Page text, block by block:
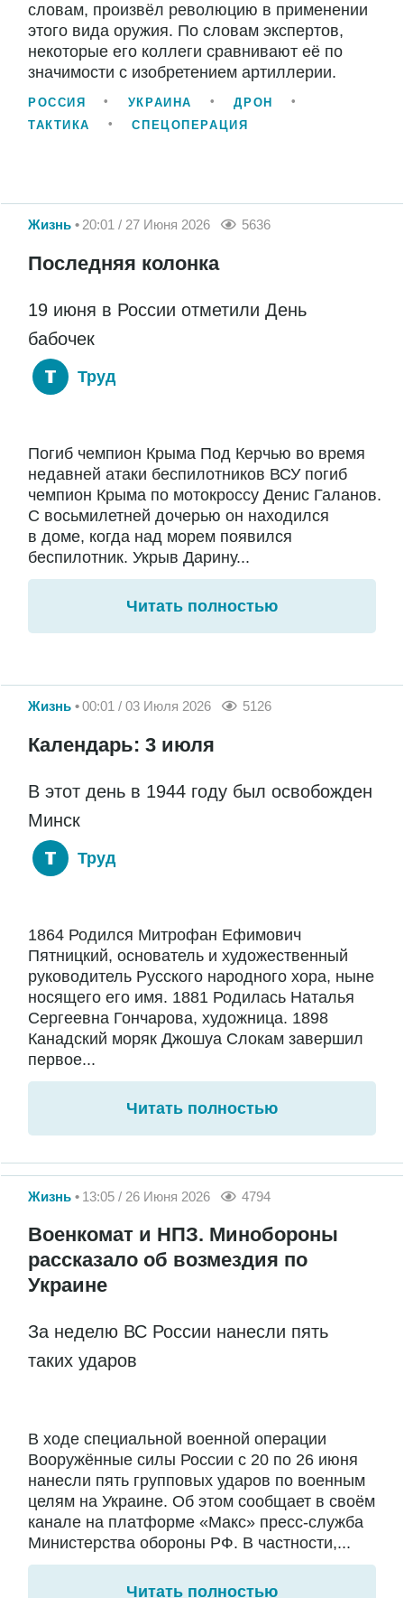
словам, произвёл революцию в применении
этого вида оружия. По словам экспертов,
некоторые его коллеги сравнивают её по
значимости с изобретением артиллерии.
РОССИЯ УКРАИНА
ДРОН
ТАКТИКА
СПЕЦОПЕРАЦИЯ
Жизнь 20:01 / 27 Июня 2026 5636
Последняя колонка
19 июня в России отметили День
бабочек
Труд
Погиб чемпион Крыма Под Керчью во время
недавней атаки беспилотников ВСУ погиб
чемпион Крыма по мотокроссу Денис Галанов.
С восьмилетней дочерью он находился
в доме, когда над морем появился
беспилотник. Укрыв Дарину...
Читать полностью
Жизнь 00:01 / 03 Июля 2026 5126
Календарь: 3 июля
В этот день в 1944 году был освобожден
Минск
Труд
1864 Родился Митрофан Ефимович
Пятницкий, основатель и художественный
руководитель Русского народного хора, ныне
носящего его имя. 1881 Родилась Наталья
Сергеевна Гончарова, художница. 1898
Канадский моряк Джошуа Слокам завершил
первое...
Читать полностью
Жизнь 13:05 / 26 Июня 2026 4794
Военкомат и НПЗ. Минобороны
рассказало об возмездия по
Украине
За неделю ВС России нанесли пять
таких ударов
В ходе специальной военной операции
Вооружённые силы России с 20 по 26 июня
нанесли пять групповых ударов по военным
целям на Украине. Об этом сообщает в своём
канале на платформе «Макс» пресс-служба
Министерства обороны РФ. В частности,...
Читать полностью